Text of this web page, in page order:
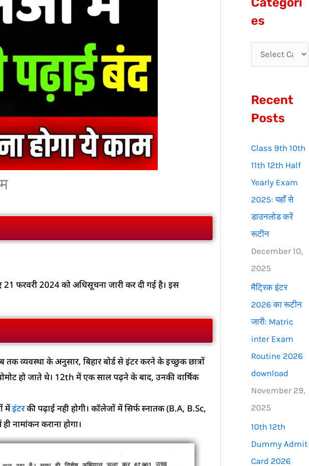
21 फरवरी 2024 को अधिसूचना जारी कर दी गई है। इस
तक व्यवस्था के अनुसार, बिहार बोर्ड से इंटर करने के इच्छुक छात्रों
हो जाते थे। 12th में एक साल पढ़ने के बाद, उनकी वार्षिक
मेंइंटरकी पढ़ाई नही होगी। कॉलेजों में सिर्फ स्नातक (B.A, B.Sc,
नामांकन कराना होगा।
f
r
:
es
Recent
Posts
Class 9th 10th
11th 12th Half
Yearly Exam
2025: यहाँ से
डाउनलोड करें
रूटीन
December 10,
2025
मैट्रिक इंटर
2026 का रूटीन
जारी: Matric
inter Exam
Routine 2026
download
November 29,
2025
10th 12th
Dummy Admit
Card 2026